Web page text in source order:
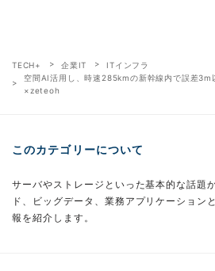
TECH+ 企業IT
ITインフラ
空間AI活用し、時速285kmの新幹線内で誤差
×zeteoh
このカテゴリーについて
サーバやストレージといった基本的な話題
ド、ビッグデータ、業務アプリケーション
報を紹介します。